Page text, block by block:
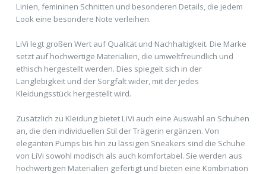
Linien, femininen Schnitten und besonderen Details, die jedem
Look eine besondere Note verleihen.
LiVi legt großen Wert auf Qualität und Nachhaltigkeit. Die Marke
setzt auf hochwertige Materialien, die umweltfreundlich und
ethisch hergestellt werden. Dies spiegelt sich in der
Langlebigkeit und der Sorgfalt wider, mit der jedes
Kleidungsstück hergestellt wird.
Zusätzlich zu Kleidung bietet LiVi auch eine Auswahl an Schuhen
an, die den individuellen Stil der Trägerin ergänzen. Von
eleganten Pumps bis hin zu lässigen Sneakers sind die Schuhe
von LiVi sowohl modisch als auch komfortabel. Sie werden aus
hochwertigen Materialien gefertigt und bieten eine Kombination